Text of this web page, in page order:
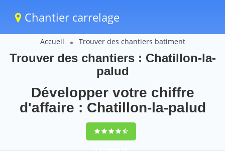
Chantier carrelage
Accueil Trouver des chantiers batiment
Trouver des chantiers : Chatillon-la-
palud
Développer votre chiffre
d'affaire : Chatillon-la-palud
9,5(100%)70